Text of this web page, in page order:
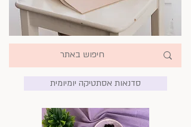
סדנאות אסתטיקה יומיומית